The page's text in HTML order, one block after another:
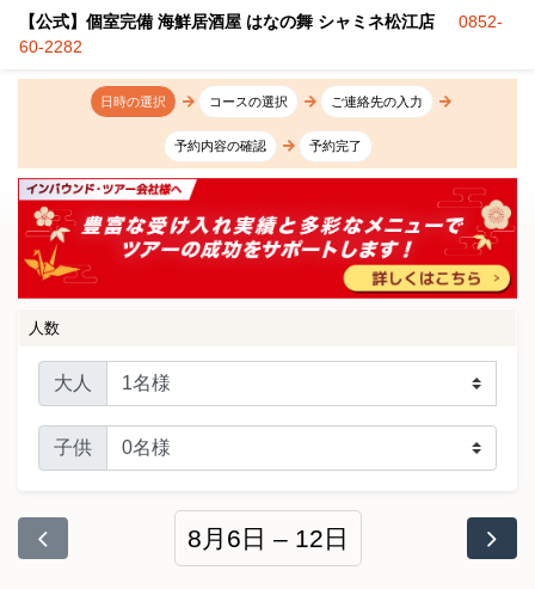
【公式】個室完備 海鮮居酒屋 はなの舞 シャミネ松江店
0852-
60-2282
日時の選択 コースの選択 ご連絡先の入力
予約内容の確認 予約完了
人数
大人
子供
8月6日 – 12日